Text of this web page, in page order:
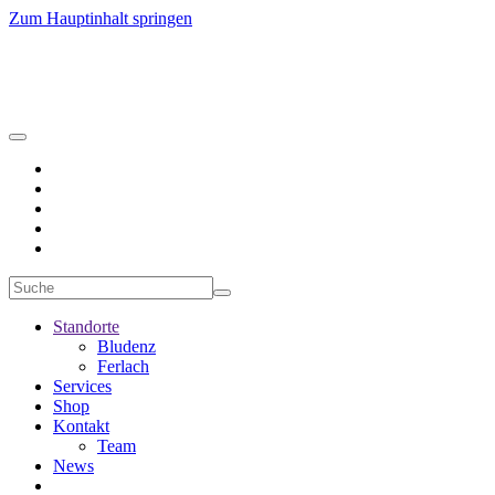
Zum Hauptinhalt springen
Standorte
Bludenz
Ferlach
Services
Shop
Kontakt
Team
News